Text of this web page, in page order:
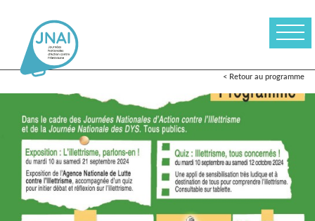
< Retour au programme